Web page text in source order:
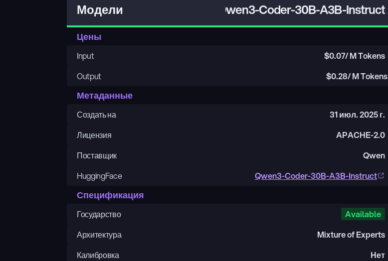
Модели Qwen3-Coder-30B-A3B-Instruct
Цены
Input $0.07/ M Tokens
Output
$0.28/ M Tokens
Метаданные
Создать на 31 июл. 2025 г.
Лицензия
APACHE-2.0
Поставщик
Qwen
HuggingFace
Qwen3-Coder-30B-A3B-Instruct
Спецификация
Государство Available
Архитектура
Mixture of Experts
Калибровка
Нет